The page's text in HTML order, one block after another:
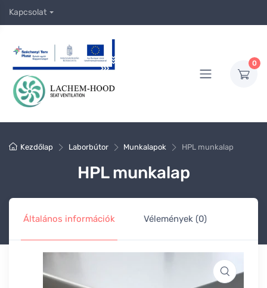
Kapcsolat
0
Kezdőlap Laborbútor Munkalapok HPL munkalap
HPL munkalap
Általános információk Vélemények (0)